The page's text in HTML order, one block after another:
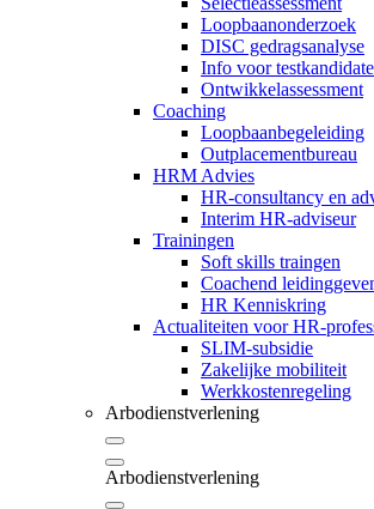
Loopbaanonderzoek
DISC gedragsanalyse
Info voor
Ontwikkelassessment
Coaching
Loopbaanbegeleiding
Outplacementbureau
HRM Advies
HR-consultancy en
Interim HR-adviseur
Trainingen
Soft skills traingen
Coachend
HR Kenniskring
Actualiteiten voor HR-
SLIM-subsidie
Zakelijke mobiliteit
Werkkostenregeling
Arbodienstverlening
Arbodienstverlening